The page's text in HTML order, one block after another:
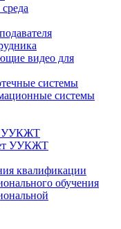
видео для
системы
системы
УУКЖТ
УУКЖТ
квалификации
обучения